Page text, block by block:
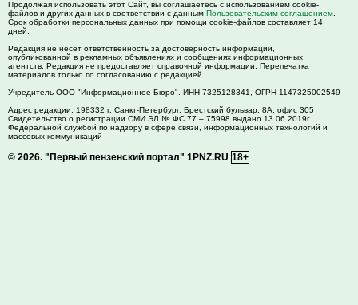
Продолжая использовать этот Сайт, вы соглашаетесь с использованием cookie-
файлов и других данных в соответствии с данным Пользовательским соглашением
Срок обработки персональных данных при помощи cookie-файлов составляет 14
дней.
Редакция не несет ответственность за достоверность информации,
опубликованной в рекламных объявлениях и сообщениях информационных
агентств. Редакция не предоставляет справочной информации. Перепечатка
материалов только по согласованию с редакцией.
Учредитель ООО "Информационное Бюро". ИНН 7325128341, ОГРН 1147325002549
Адрес редакции: 198332 г. Санкт-Петербург, Брестский бульвар, 8А, офис 305
Свидетельство о регистрации СМИ ЭЛ № ФС 77 – 75998 выдано 13.06.2019г.
Федеральной службой по надзору в сфере связи, информационных технологий и
массовых коммуникаций
© 2026. "Первый пензенский портал" 1PNZ.RU 18+